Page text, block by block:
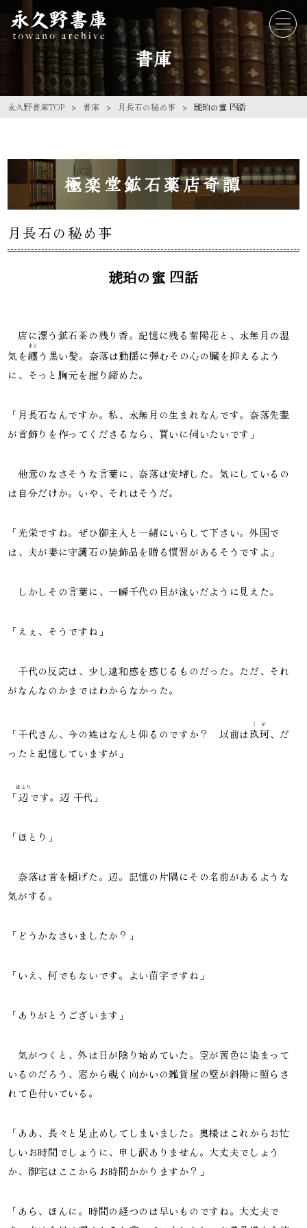
書庫
永久野書庫TOP 書庫 月長石の秘め事 琥珀の蜜 四話
極楽堂鉱石薬店奇譚
月長石の秘め事
琥珀の蜜 四話
店に漂う鉱石茶の残り香。記憶に残る紫陽花と、水無月の湿
気を纏
まと
う黒い髪。奈落は動揺に弾むその心の臓を抑えるよう
に、そっと胸元を握り締めた。
「月長石なんですか。私、水無月の生まれなんです。奈落先輩
が首飾りを作ってくださるなら、買いに伺いたいです」
他意のなさそうな言葉に、奈落は安堵した。気にしているの
は自分だけか。いや、それはそうだ。
「光栄ですね。ぜひ御主人と一緒にいらして下さい。外国で
は、夫が妻に守護石の装飾品を贈る慣習があるそうですよ」
しかしその言葉に、一瞬千代の目が泳いだように見えた。
「えぇ、そうですね」
千代の反応は、少し違和感を感じるものだった。ただ、それ
がなんなのかまではわからなかった。
「千代さん、今の姓はなんと仰るのですか？ 以前は 玖珂
くが
、だ
ったと記憶していますが」
「辺
ほとり
です。辺 千代」
「ほとり」
奈落は首を傾げた。辺。記憶の片隅にその名前があるような
気がする。
「どうかなさいましたか？」
「いえ、何でもないです。よい苗字ですね」
「ありがとうございます」
気がつくと、外は日が陰り始めていた。空が茜色に染まって
いるのだろう、窓から覗く向かいの雑貨屋の壁が斜陽に照らさ
れて色付いている。
「ああ、長々と足止めしてしまいました。奥様はこれからお忙
しいお時間でしょうに、申し訳ありません。大丈夫でしょう
か、御宅はここからお時間かかりますか？」
「あら、ほんに。時間の経つのは早いものですね。大丈夫で